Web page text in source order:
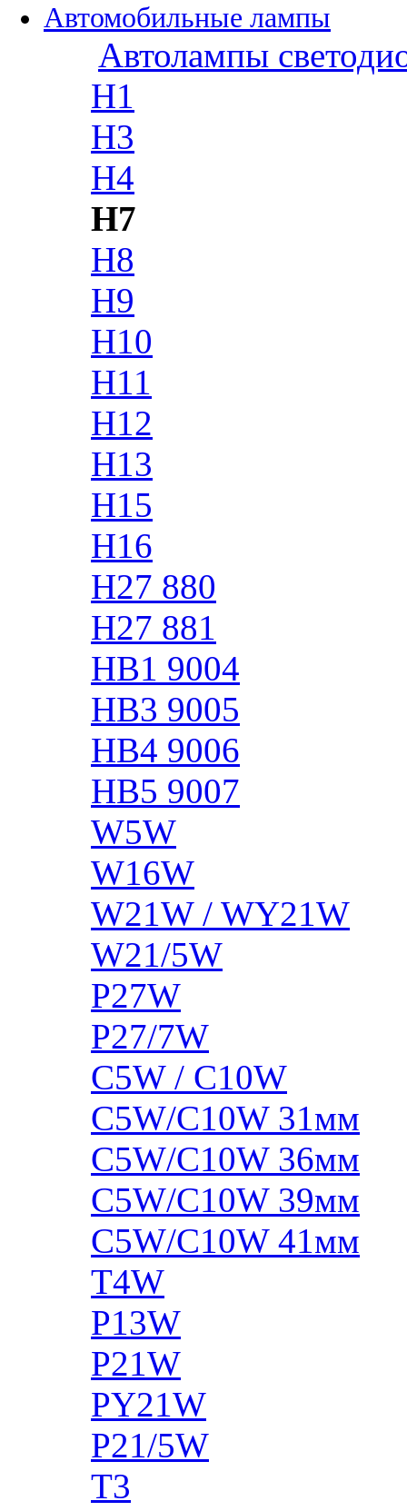
Автомобильные лампы
Автолампы
H1
H3
H4
H7
H8
H9
H10
H11
H12
H13
H15
H16
H27 880
H27 881
HB1 9004
HB3 9005
HB4 9006
HB5 9007
W5W
W16W
W21W / WY21W
W21/5W
P27W
P27/7W
C5W / C10W
C5W/C10W 31мм
C5W/C10W 36мм
C5W/C10W 39мм
C5W/C10W 41мм
T4W
P13W
P21W
PY21W
P21/5W
T3